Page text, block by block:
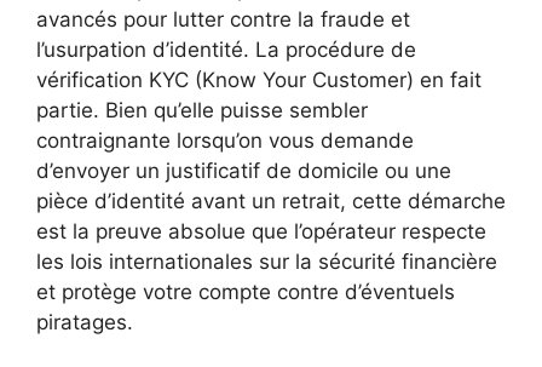
avancés pour lutter contre la fraude et
l’usurpation d’identité. La procédure de
vérification KYC (Know Your Customer) en fait
partie. Bien qu’elle puisse sembler
contraignante lorsqu’on vous demande
d’envoyer un justificatif de domicile ou une
pièce d’identité avant un retrait, cette démarche
est la preuve absolue que l’opérateur respecte
les lois internationales sur la sécurité financière
et protège votre compte contre d’éventuels
piratages.